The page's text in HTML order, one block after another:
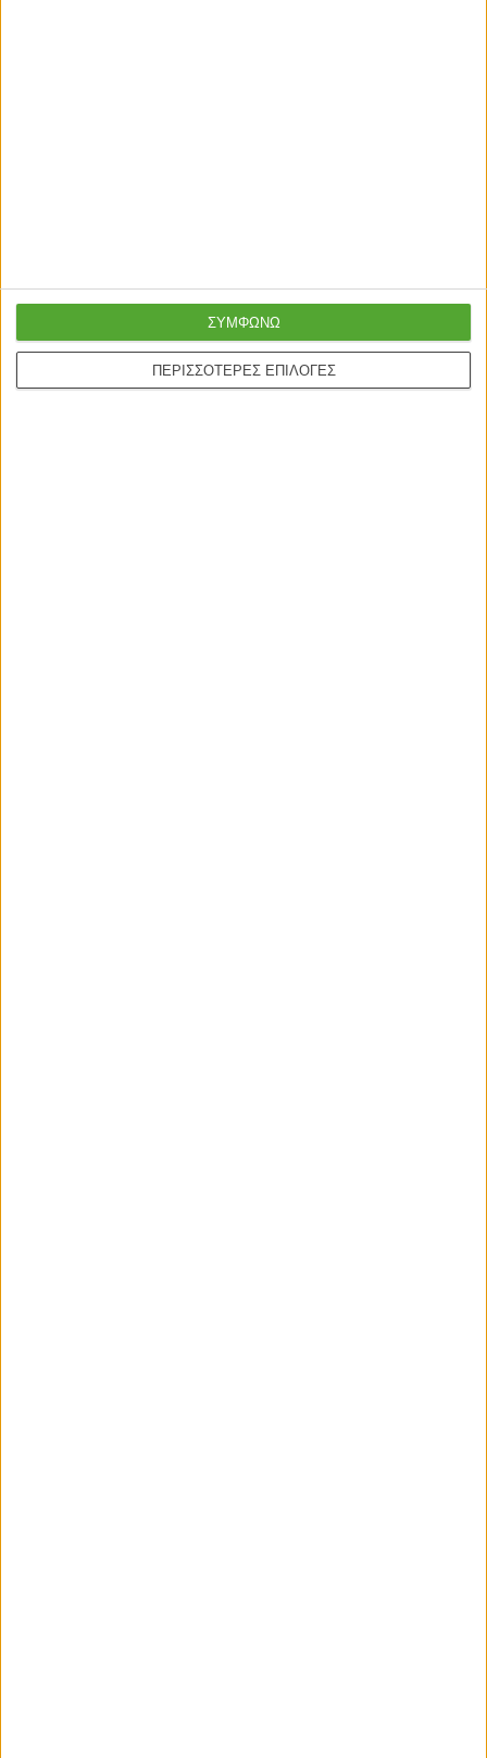
ΠΕΡΙΣΣΟΤΕΡΕΣ ΕΠΙΛΟΓΕΣ
ΣΥΜΦΩΝΩ